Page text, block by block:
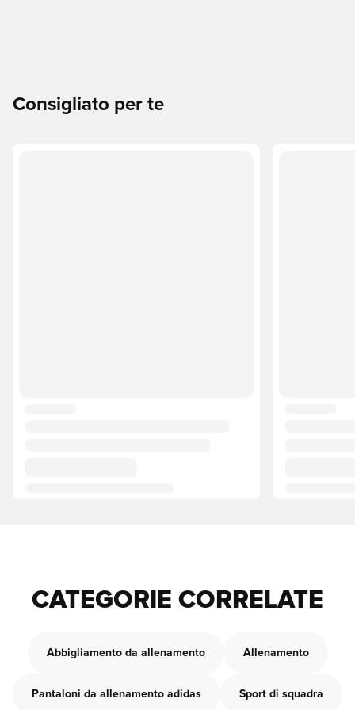
Consigliato per te
CATEGORIE CORRELATE
Abbigliamento da allenamento Allenamento
Pantaloni da allenamento adidas Sport di squadra